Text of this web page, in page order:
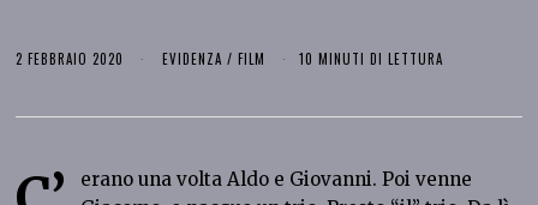
2 FEBBRAIO 2020 EVIDENZA / FILM 10 MINUTI DI LETTURA
erano una volta Aldo e Giovanni. Poi venne